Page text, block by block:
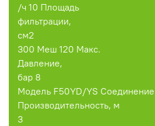
/ч 10 Площадь
фильтрации,
см2
300 Меш 120 Макс.
Давление,
бар 8
Модель F50YD/YS Соединение
Производительность, м
3